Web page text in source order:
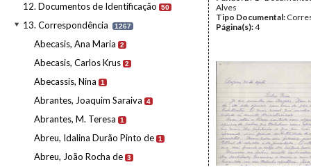
12. Documentos de Identificação 50
13. Correspondência 1267
Abecasis, Ana Maria 2
Abecasis, Carlos Krus 2
Abecassis, Nina 1
Abrantes, Joaquim Saraiva 4
Abrantes, M. Teresa 1
Abreu, Idalina Durão Pinto de 1
Abreu, João Rocha de 3
Alves
Tipo Documental:
Página(s):4